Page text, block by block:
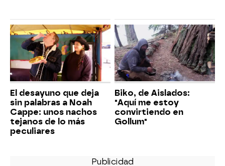
El desayuno que deja
sin palabras a Noah
Cappe: unos nachos
tejanos de lo más
peculiares
Biko, de Aislados:
"Aquí me estoy
convirtiendo en
Gollum"